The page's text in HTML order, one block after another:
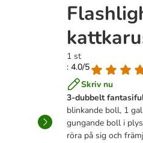
1 st
: 4.0/5
Skriv nu
3-dubbelt
blinkande boll, 1
gungande boll i
röra på sig och